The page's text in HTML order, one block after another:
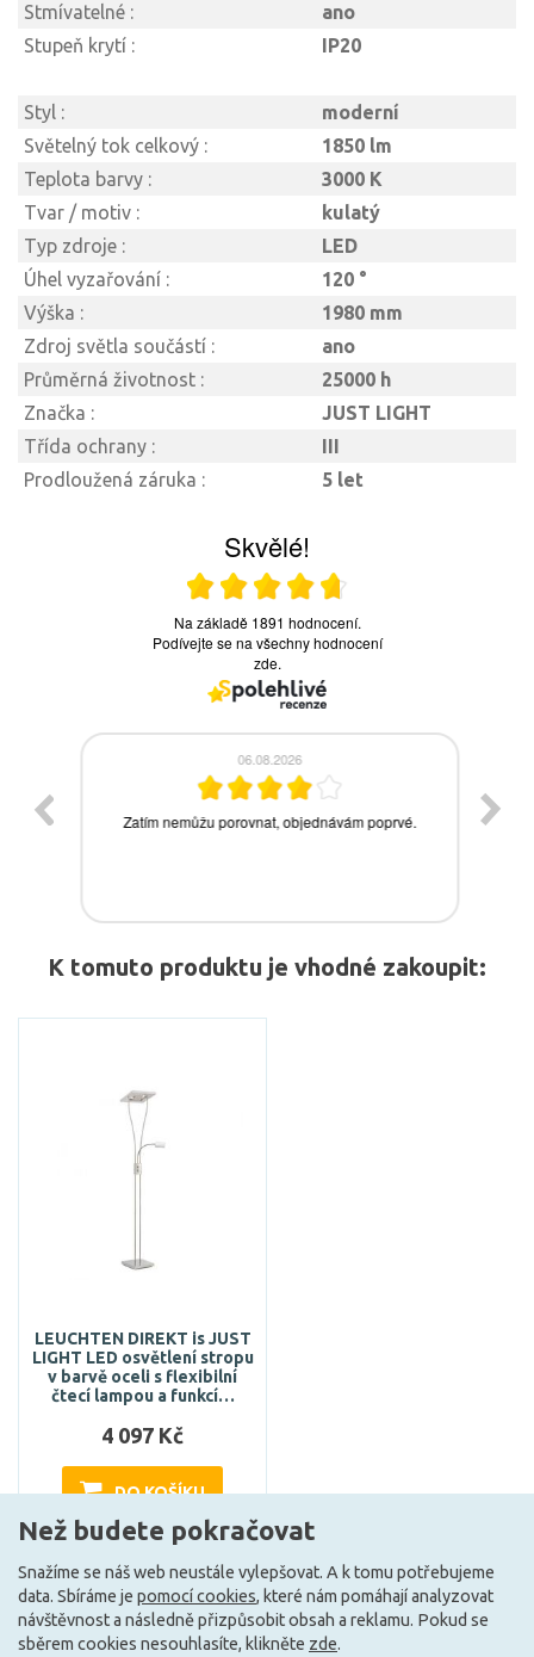
Stmívatelné :
ano
Stupeň krytí :
IP20
Styl :
moderní
Světelný tok celkový :
1850 lm
Teplota barvy :
3000 K
Tvar / motiv :
kulatý
Typ zdroje :
LED
Úhel vyzařování :
120 °
Výška :
1980 mm
Zdroj světla součástí :
ano
Průměrná životnost :
25000 h
Značka :
JUST LIGHT
Třída ochrany :
III
Prodloužená záruka :
5 let
K tomuto produktu je vhodné zakoupit:
LEUCHTEN DIREKT is JUST
LIGHT LED osvětlení stropu
v barvě oceli s flexibilní
čtecí lampou a funkcí…
4 097 Kč
DO KOŠÍKU
Může být u Vás 18. 8.
Než budete pokračovat
Snažíme se náš web neustále vylepšovat. A k tomu potřebujeme
data. Sbíráme je pomocí cookies, které nám pomáhají analyzovat
návštěvnost a následně přizpůsobit obsah a reklamu. Pokud se
sběrem cookies nesouhlasíte, klikněte zde.